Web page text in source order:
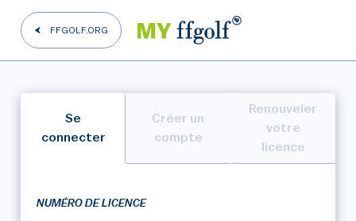
FFGOLF.ORG
Se
connecter
Créer un
compte
Renouveler
votre
licence
NUMÉRO DE LICENCE